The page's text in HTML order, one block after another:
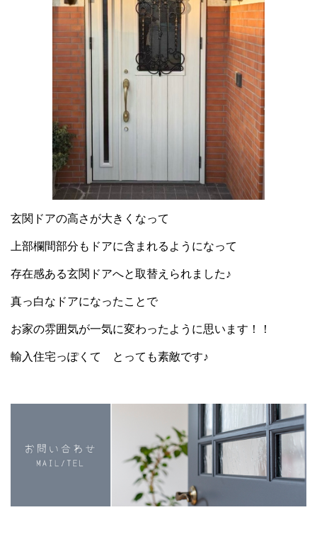
玄関ドアの高さが大きくなって
上部欄間部分もドアに含まれるようになって
存在感ある玄関ドアへと取替えられました♪
真っ白なドアになったことで
お家の雰囲気が一気に変わったように思います！！
輸入住宅っぽくて とっても素敵です♪